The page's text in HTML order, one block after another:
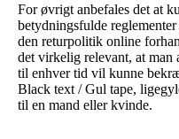
For øvrigt anbefales det at
betydningsfulde
den returpolitik online
det virkelig relevant, at man
til enhver tid vil kunne
Black text / Gul tape,
til en mand eller kvinde.